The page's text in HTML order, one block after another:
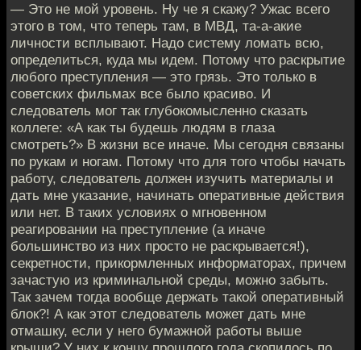
— Это не мой уровень. Ну че я скажу? Ужас всего
этого в том, что теперь там, в МВД, та-а-акие
личности всплывают. Надо систему ломать всю,
определиться, куда мы идем. Потому что раскрытие
любого преступления — это грязь. Это только в
советских фильмах все было красиво. И
следователь мог так глубокомысленно сказать
коллеге: «А как ты будешь людям в глаза
смотреть?» В жизни все иначе. Мы сегодня связаны
по рукам и ногам. Потому что для того чтобы начать
работу, следователь должен изучить материалы и
дать мне указание, начинать оперативные действия
или нет. В таких условиях о мгновенном
реагировании на преступление (а иначе
большинство из них просто не раскрывается!),
секретности, прикормленных информаторах, причем
зачастую из криминальной среды, можно забыть.
Так зачем тогда вообще держать такой оперативный
блок?! А как этот следователь может дать мне
отмашку, если у него бумажной работы выше